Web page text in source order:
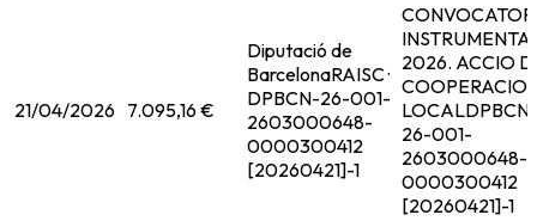
21/04/2026 7.095,16 €
Diputació de
BarcelonaRAISC ·
DPBCN-26-001-
2603000648-
0000300412
[20260421]-1
2026. ACCIO
COOPERACIO
LOCALDPBCN-
26-001-
2603000648-
0000300412
[20260421]-1